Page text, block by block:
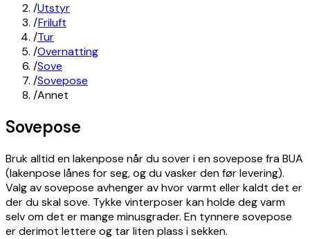
/Utstyr
/Friluft
/Tur
/Overnatting
/Sove
/Sovepose
/Annet
Sovepose
Bruk alltid en lakenpose når du sover i en sovepose fra BUA
(lakenpose lånes for seg, og du vasker den før levering).
Valg av sovepose avhenger av hvor varmt eller kaldt det er
der du skal sove. Tykke vinterposer kan holde deg varm
selv om det er mange minusgrader. En tynnere sovepose
er derimot lettere og tar liten plass i sekken.